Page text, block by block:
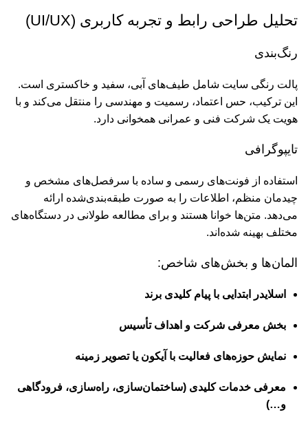
تحلیل طراحی رابط و تجربه کاربری (UI/UX)
رنگ‌بندی
پالت رنگی سایت شامل طیف‌های آبی، سفید و خاکستری است.
این ترکیب، حس اعتماد، رسمیت و مهندسی را منتقل می‌کند و با
هویت یک شرکت فنی و عمرانی همخوانی دارد.
تایپوگرافی
استفاده از فونت‌های رسمی و ساده با سرفصل‌های مشخص و
چیدمان منظم، اطلاعات را به صورت طبقه‌بندی‌شده ارائه
می‌دهد. متن‌ها خوانا هستند و برای مطالعه طولانی در دستگاه‌های
مختلف بهینه شده‌اند.
المان‌ها و بخش‌های شاخص:
اسلایدر ابتدایی با پیام کلیدی برند
بخش معرفی شرکت و اهداف تأسیس
نمایش حوزه‌های فعالیت با آیکون یا تصویر زمینه
معرفی خدمات کلیدی (ساختمان‌سازی، راه‌سازی، فرودگاهی
و…)